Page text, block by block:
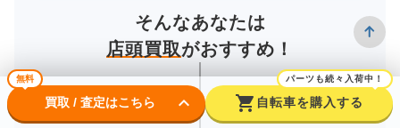
そんなあなたは
店頭買取がおすすめ！
無料
買取 / 査定はこちら keyboard_arrow_down shopping_cart
パーツも続々入荷中！
自転車を購入する